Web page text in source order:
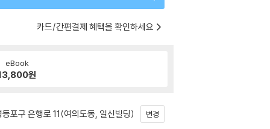
카드/간편결제 혜택을 확인하세요
eBook
원
포구 은행로 11(여의도동, 일신빌딩) 변경